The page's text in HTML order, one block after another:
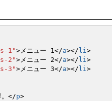
1">メニュー 1</a></ li>
2">メニュー 2</a></ li>
3">メニュー 3</a></ li>
</p>